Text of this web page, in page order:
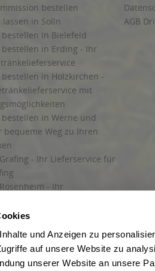
und Anzeigen zu
auf unsere Website zu
unserer Website an unsere
bestellen
in Solln
in Bielefeld
in Erding - Ihr
in Holzkirchen -
mit
in Werne und
bequeme Weg zu Ihren
- Ihr Lieferservice für
- Ihr
AGB